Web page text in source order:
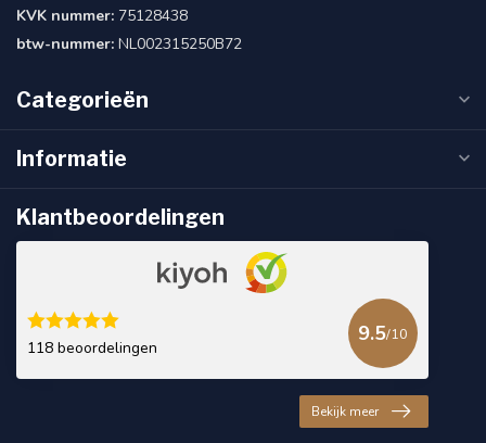
KVK nummer: 75128438
btw-nummer: NL002315250B72
Categorieën
Informatie
Klantbeoordelingen
118 beoordelingen
9.5/10
Bekijk meer